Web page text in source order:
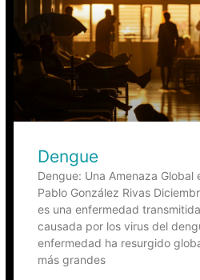
Dengue
Dengue: Una Amenaza Global
Pablo González Rivas
es una enfermedad
causada por los virus del
enfermedad ha resurgido
más grandes